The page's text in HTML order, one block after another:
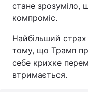
стане зрозуміло,
компроміс.
Найбільший страх
тому, що Трамп
себе крихке
втримається.